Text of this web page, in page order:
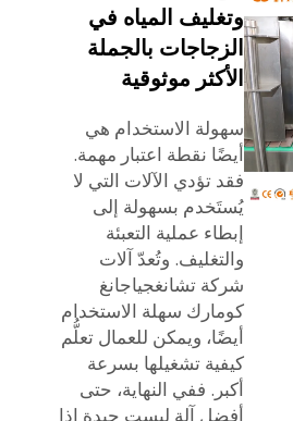
وتغليف المياه في
الزجاجات بالجملة
الأكثر موثوقية
سهولة الاستخدام هي
أيضًا نقطة اعتبار مهمة.
فقد تؤدي الآلات التي لا
يُستَخدم بسهولة إلى
إبطاء عملية التعبئة
والتغليف. وتُعدّ آلات
شركة تشانغجياجانغ
كومارك سهلة الاستخدام
أيضًا، ويمكن للعمال تعلُّم
كيفية تشغيلها بسرعة
أكبر. ففي النهاية، حتى
أفضل آلة ليست جيدة إذا